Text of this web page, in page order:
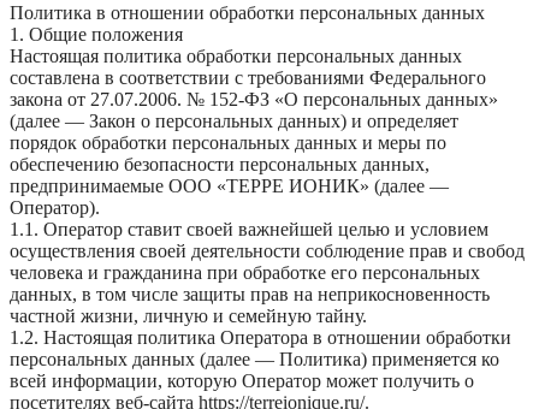
Политика в отношении обработки персональных данных
1. Общие положения
Настоящая политика обработки персональных данных
составлена в соответствии с требованиями Федерального
закона от 27.07.2006. № 152-ФЗ «О персональных данных»
(далее — Закон о персональных данных) и определяет
порядок обработки персональных данных и меры по
обеспечению безопасности персональных данных,
предпринимаемые ООО «ТЕРРЕ ИОНИК» (далее —
Оператор).
1.1. Оператор ставит своей важнейшей целью и условием
осуществления своей деятельности соблюдение прав и свобод
человека и гражданина при обработке его персональных
данных, в том числе защиты прав на неприкосновенность
частной жизни, личную и семейную тайну.
1.2. Настоящая политика Оператора в отношении обработки
персональных данных (далее — Политика) применяется ко
всей информации, которую Оператор может получить о
посетителях веб-сайта https://terreionique.ru/.